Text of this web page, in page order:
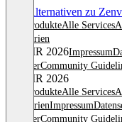
Alle Alternativen zu
Alle ProdukteAlle Services
Kategorien
© OMR 2026Impressum
AnbieterCommunity
© OMR 2026
Alle ProdukteAlle Services
KategorienImpressum
AnbieterCommunity